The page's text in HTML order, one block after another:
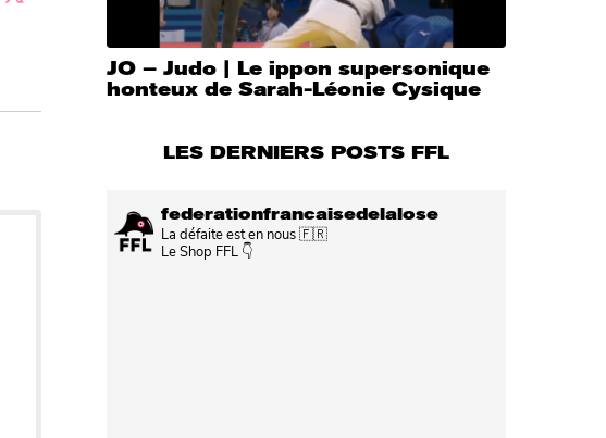
JO – Judo | Le ippon supersonique
honteux de Sarah-Léonie Cysique
LES DERNIERS POSTS FFL
federationfrancaisedelalose
La défaite est en nous 🇫🇷
Le Shop FFL 👇